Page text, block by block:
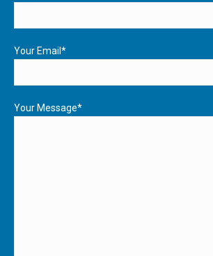
Your Email*
Your Message*